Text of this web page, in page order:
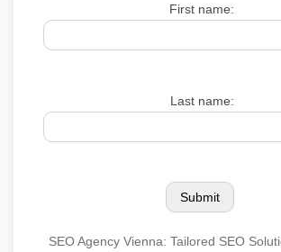
First name:
Last name:
SEO Agency Vienna: Tailored SEO